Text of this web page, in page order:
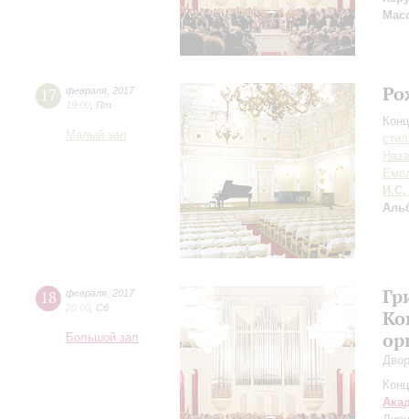
17 февраля 2017
19:00 Пт
Малый зал
И.С.
18 февраля 2017
20:00 Сб
Большой зал